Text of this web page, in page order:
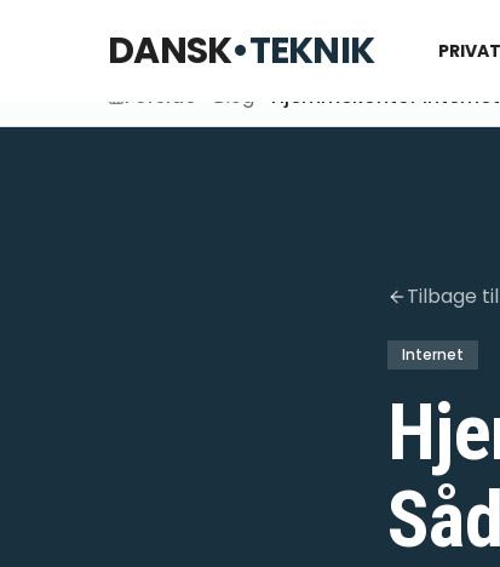
DANSK•TEKNIK PRIVAT
Forside
Blog Hjemmekontor
Tilbage
Internet